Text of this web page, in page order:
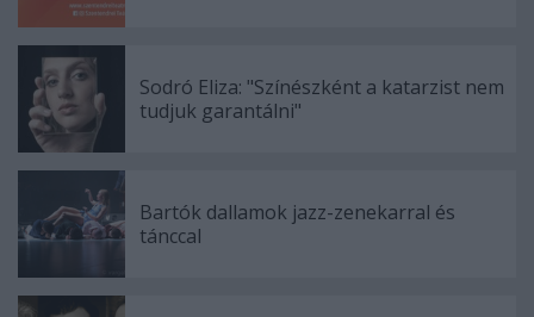
Sodró Eliza: "Színészként a katarzist nem
tudjuk garantálni"
Bartók dallamok jazz-zenekarral és
tánccal